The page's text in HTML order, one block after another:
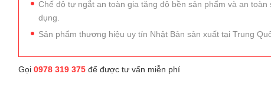
Chế độ tự ngắt an toàn gia tăng độ bền sản phẩm và an toàn
dụng.
Sản phẩm thương hiệu uy tín Nhật Bản sản xuất tại Trung
Gọi 0978 319 375để được tư vấn miễn phí